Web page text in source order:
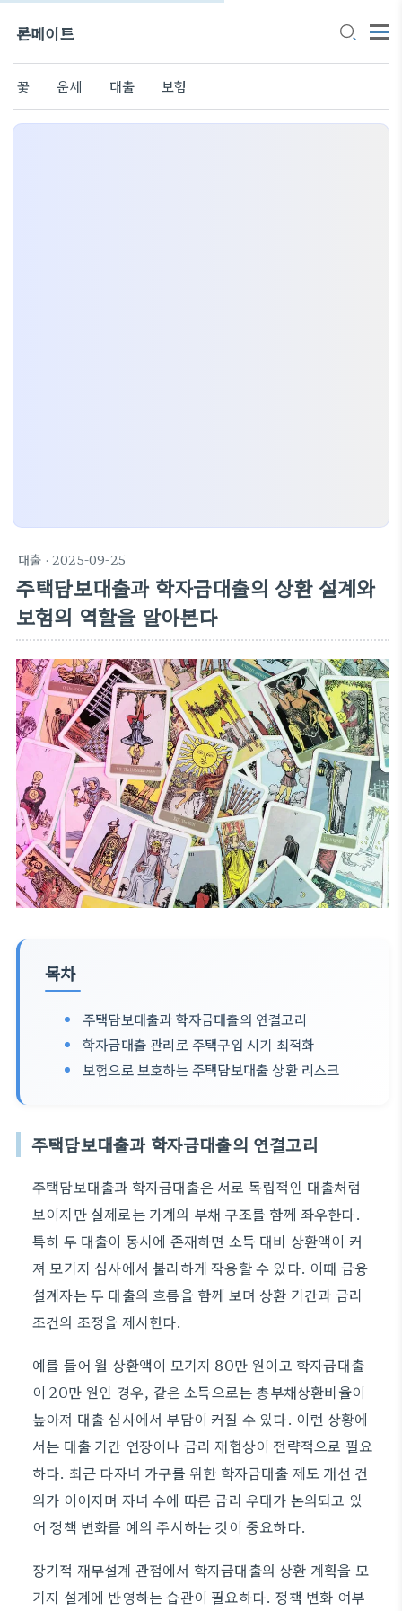
론메이트
꽃 운세 대출 보험
대출 · 2025-09-25
주택담보대출과 학자금대출의 상환 설계와
보험의 역할을 알아본다
목차
주택담보대출과 학자금대출의 연결고리
학자금대출 관리로 주택구입 시기 최적화
보험으로 보호하는 주택담보대출 상환 리스크
주택담보대출과 학자금대출의 연결고리
주택담보대출과 학자금대출은 서로 독립적인 대출처럼
보이지만 실제로는 가계의 부채 구조를 함께 좌우한다.
특히 두 대출이 동시에 존재하면 소득 대비 상환액이 커
져 모기지 심사에서 불리하게 작용할 수 있다. 이때 금융
설계자는 두 대출의 흐름을 함께 보며 상환 기간과 금리
조건의 조정을 제시한다.
예를 들어 월 상환액이 모기지 80만 원이고 학자금대출
이 20만 원인 경우, 같은 소득으로는 총부채상환비율이
높아져 대출 심사에서 부담이 커질 수 있다. 이런 상황에
서는 대출 기간 연장이나 금리 재협상이 전략적으로 필요
하다. 최근 다자녀 가구를 위한 학자금대출 제도 개선 건
의가 이어지며 자녀 수에 따른 금리 우대가 논의되고 있
어 정책 변화를 예의 주시하는 것이 중요하다.
장기적 재무설계 관점에서 학자금대출의 상환 계획을 모
기지 설계에 반영하는 습관이 필요하다. 정책 변화 여부